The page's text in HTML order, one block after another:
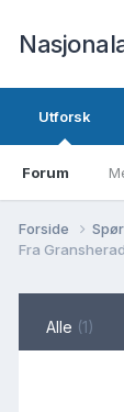
Utforsk
Forum
Forside
Alle (1)